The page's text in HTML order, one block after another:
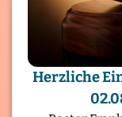
Herzliche